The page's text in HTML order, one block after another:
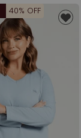
40% OFF